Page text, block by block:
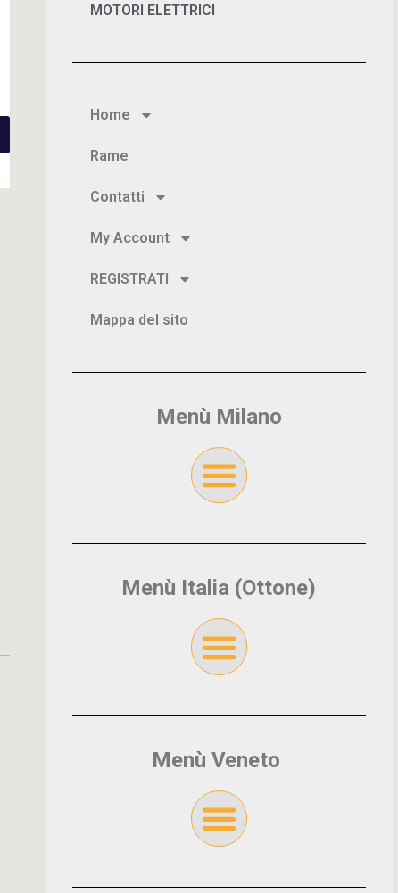
MOTORI ELETTRICI
Home
Rame
Contatti
My Account
REGISTRATI
Mappa del sito
Menù Milano
Menù Italia (Ottone)
Menù Veneto